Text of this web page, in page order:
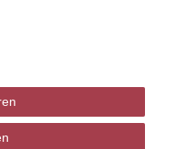
Rechte vorbehalten.
by